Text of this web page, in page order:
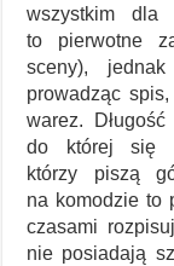
wszystkim
to pierwotne
sceny),
prowadząc
warez.
do której się
którzy piszą
na komodzie to
czasami
nie posiadają